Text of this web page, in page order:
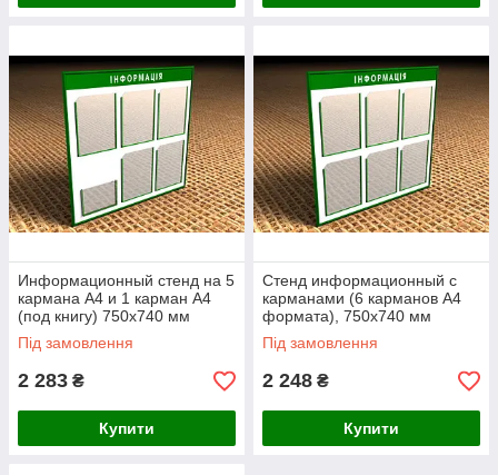
Информационный стенд на 5
кармана А4 и 1 карман А4
(под книгу) 750х740 мм
Ташута (21-12040)
Під замовлення
2 283 ₴
Купити
Стенд информационный с
карманами (6 карманов А4
формата), 750х740 мм
Ташута (21-12030)
Під замовлення
2 248 ₴
Купити